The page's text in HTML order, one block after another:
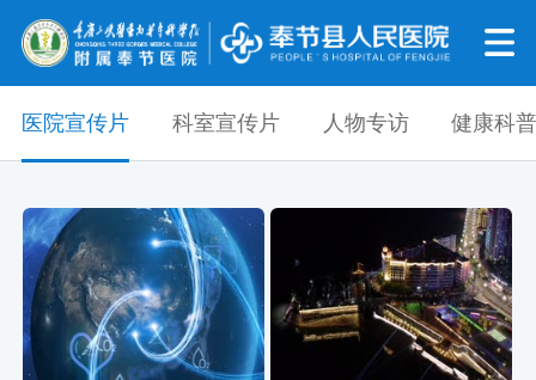
医院宣传片 科室宣传片 人物专访 健康科